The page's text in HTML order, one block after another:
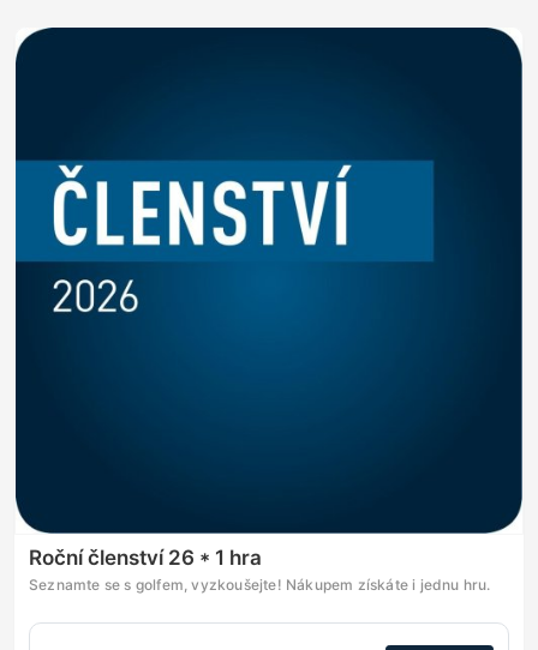
Roční členství 26 * 1 hra
Seznamte se s golfem, vyzkoušejte! Nákupem získáte i jednu hru.